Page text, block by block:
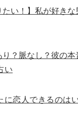
たい！】私が好き
？脈なし？彼の
い
に恋人できるのは